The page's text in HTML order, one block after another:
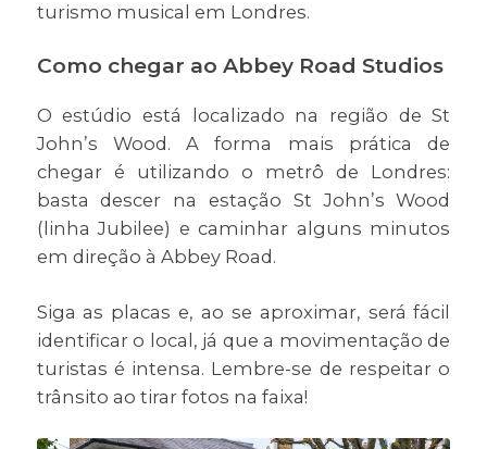
turismo musical em Londres.
Como chegar ao Abbey Road Studios
O estúdio está localizado na região de St
John’s Wood. A forma mais prática de
chegar é utilizando o metrô de Londres:
basta descer na estação St John’s Wood
(linha Jubilee) e caminhar alguns minutos
em direção à Abbey Road.
Siga as placas e, ao se aproximar, será fácil
identificar o local, já que a movimentação de
turistas é intensa. Lembre-se de respeitar o
trânsito ao tirar fotos na faixa!